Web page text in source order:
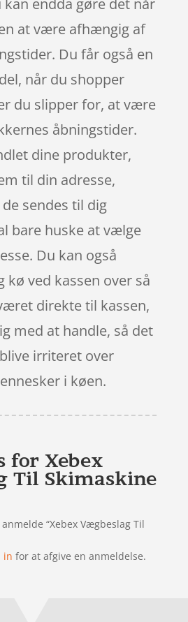
at være afhængig af
Du får også en
når du shopper
du slipper for, at være
åbningstider.
dine produkter,
til din adresse,
sendes til dig
bare huske at vælge
Du kan også
kø ved kassen over så
direkte til kassen,
med at handle, så det
irriteret over
i køen.
for Xebex
Til Skimaskine
“Xebex Vægbeslag Til
in for at afgive en anmeldelse.